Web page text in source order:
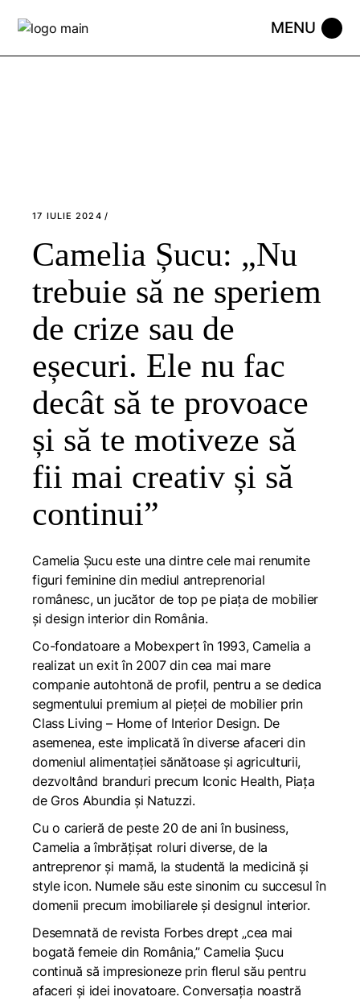
the
17 IULIE 2024
Camelia Șucu: „Nu
trebuie să ne speriem
de crize sau de
eșecuri. Ele nu fac
decât să te provoace
și să te motiveze să
fii mai creativ și să
continui”
Camelia Șucu este una dintre cele mai renumite
figuri feminine din mediul antreprenorial
românesc, un jucător de top pe piața de mobilier
și design interior din România.
Co-fondatoare a Mobexpert în 1993, Camelia a
realizat un exit în 2007 din cea mai mare
companie autohtonă de profil, pentru a se dedica
segmentului premium al pieței de mobilier prin
Class Living – Home of Interior Design. De
asemenea, este implicată în diverse afaceri din
domeniul alimentației sănătoase și agriculturii,
dezvoltând branduri precum Iconic Health, Piața
de Gros Abundia și Natuzzi.
Cu o carieră de peste 20 de ani în business,
Camelia a îmbrățișat roluri diverse, de la
antreprenor și mamă, la studentă la medicină și
style icon. Numele său este sinonim cu succesul în
domenii precum imobiliarele și designul interior.
Desemnată de revista Forbes drept „cea mai
bogată femeie din România,” Camelia Șucu
continuă să impresioneze prin flerul său pentru
afaceri și idei inovatoare. Conversația noastră